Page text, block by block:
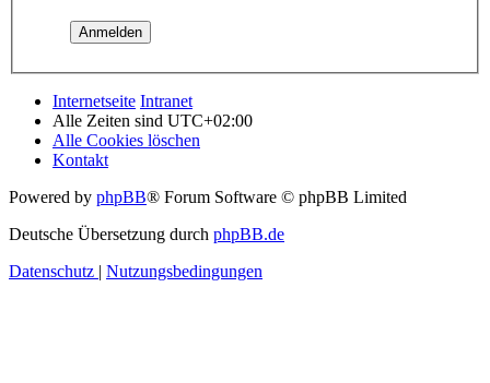
Internetseite Intranet
Alle Zeiten sind UTC+02:00
Alle Cookies löschen
Kontakt
Powered by phpBB® Forum Software © phpBB Limited
Deutsche Übersetzung durch phpBB.de
Datenschutz | Nutzungsbedingungen